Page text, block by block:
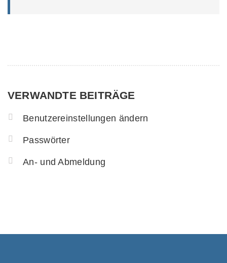
VERWANDTE BEITRÄGE
Benutzereinstellungen ändern
Passwörter
An- und Abmeldung